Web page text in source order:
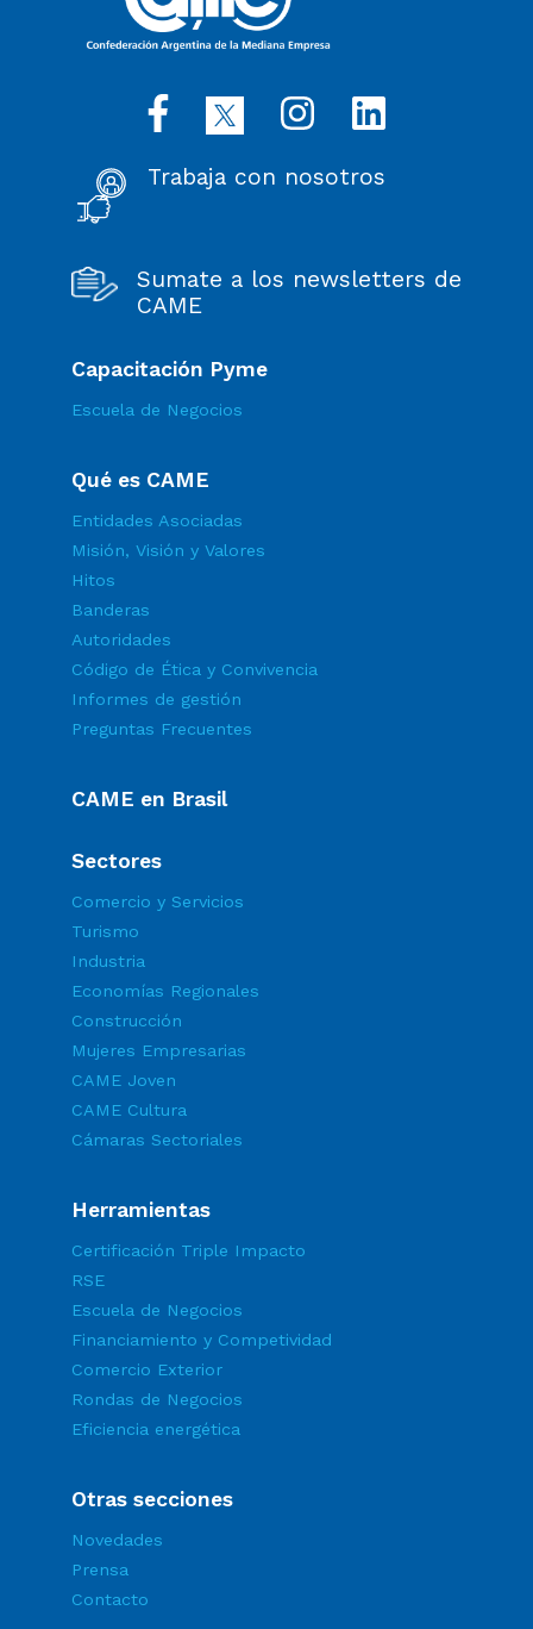
Trabaja con nosotros
Sumate a los newsletters de
CAME
Capacitación Pyme
Escuela de Negocios
Qué es CAME
Entidades Asociadas
Misión, Visión y Valores
Hitos
Banderas
Autoridades
Código de Ética y Convivencia
Informes de gestión
Preguntas Frecuentes
CAME en Brasil
Sectores
Comercio y Servicios
Turismo
Industria
Economías Regionales
Construcción
Mujeres Empresarias
CAME Joven
CAME Cultura
Cámaras Sectoriales
Herramientas
Certificación Triple Impacto
RSE
Escuela de Negocios
Financiamiento y Competividad
Comercio Exterior
Rondas de Negocios
Eficiencia energética
Otras secciones
Novedades
Prensa
Contacto